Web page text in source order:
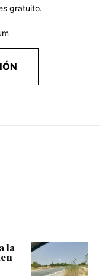
gratuito.
la